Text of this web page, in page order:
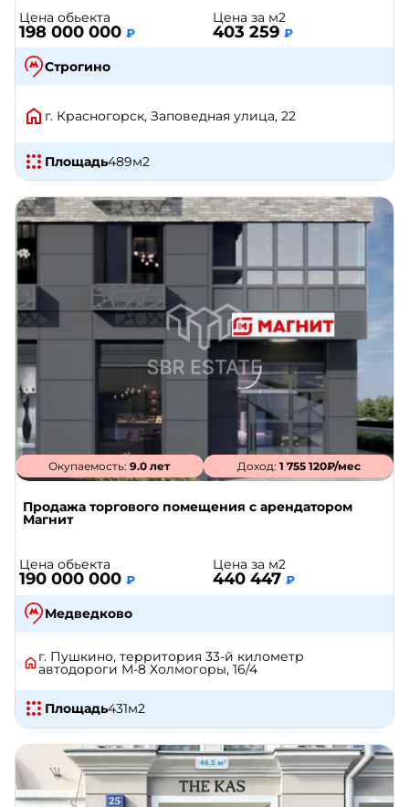
Цена обьекта
198 000 000 ₽
Цена за м2
403 259 ₽
Строгино
г. Красногорск, Заповедная улица, 22
Площадь489м2
Окупаемость:9.0 лет Доход: 1 755 120₽/мес
Продажа торгового помещения с арендатором
Магнит
Цена обьекта
190 000 000 ₽
Цена за м2
440 447 ₽
Медведково
г. Пушкино, территория 33-й километр
автодороги М-8 Холмогоры, 16/4
Площадь431м2